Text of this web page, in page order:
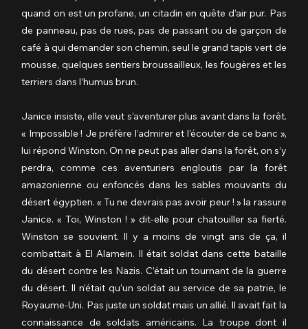
quand on est un profane, un citadin en quête d’air pur. Pas
de panneau, pas de rues, pas de passant ou de garçon de
café à qui demander son chemin, seul le grand tapis vert de
mousse, quelques sentiers broussailleux, les fougères et les
terriers dans l’humus brun.
Janice insiste, elle veut s’aventurer plus avant dans la forêt.
« Impossible ! Je préfère l’admirer et l’écouter de ce banc »,
lui répond Winston. On ne peut pas aller dans la forêt, on s’y
perdra, comme ces aventuriers engloutis par la forêt
amazonienne ou enfoncés dans les sables mouvants du
désert égyptien. « Tu ne devrais pas avoir peur ! » la rassure
Janice. « Toi, Winston ! » dit-elle pour chatouiller sa fierté.
Winston se souvient. Il y a moins de vingt ans de ça, il
combattait à El Alamein. Il était soldat dans cette bataille
du désert contre les Nazis. C’était un tournant de la guerre
du désert. Il n’était qu’un soldat au service de sa patrie, le
Royaume-Uni. Pas juste un soldat mais un allié. Il avait fait la
connaissance de soldats américains. La troupe dont il